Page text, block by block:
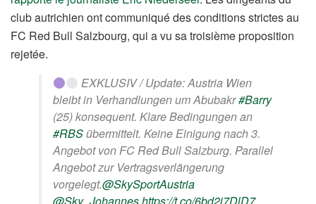
club autrichien ont communiqué des conditions strictes au
FC Red Bull Salzbourg, qui a vu sa troisième proposition
rejetée.
EXKLUSIV / Update: Austria Wien
bleibt in Verhandlungen um Abubakr#Barry
(25) konsequent. Klare Bedingungen an
#RBSübermittelt. Keine Einigung nach 3.
Angebot von FC Red Bull Salzburg. Parallel
Angebot zur Vertragsverlängerung
vorgelegt.@SkySportAustria